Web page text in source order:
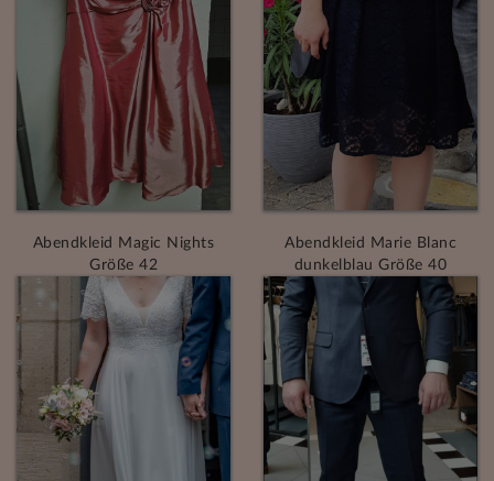
Abendkleid Magic Nights
Größe 42
Abendkleid Marie Blanc
dunkelblau Größe 40